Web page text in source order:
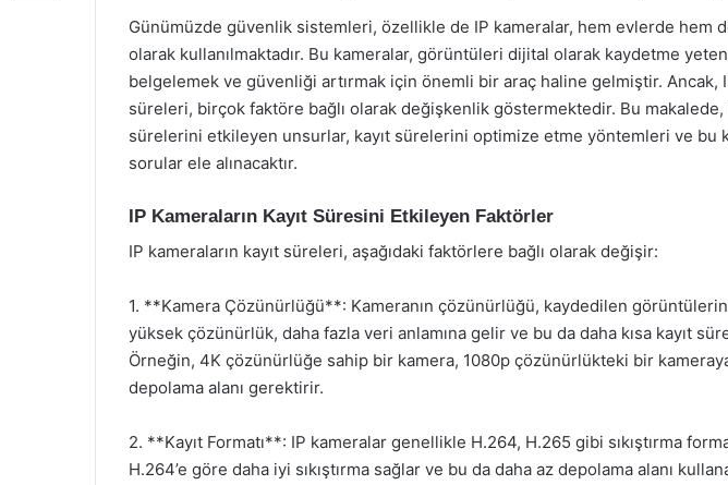
Günümüzde güvenlik sistemleri, özellikle de IP kameralar, hem evlerde hem
olarak kullanılmaktadır. Bu kameralar, görüntüleri dijital olarak kaydetme
belgelemek ve güvenliği artırmak için önemli bir araç haline gelmiştir. Ancak,
süreleri, birçok faktöre bağlı olarak değişkenlik göstermektedir. Bu makalede,
sürelerini etkileyen unsurlar, kayıt sürelerini optimize etme yöntemleri ve bu
sorular ele alınacaktır.
IP Kameraların Kayıt Süresini Etkileyen Faktörler
IP kameraların kayıt süreleri, aşağıdaki faktörlere bağlı olarak değişir:
1. **Kamera Çözünürlüğü**: Kameranın çözünürlüğü, kaydedilen
yüksek çözünürlük, daha fazla veri anlamına gelir ve bu da daha kısa kayıt
Örneğin, 4K çözünürlüğe sahip bir kamera, 1080p çözünürlükteki bir
depolama alanı gerektirir.
2. **Kayıt Formatı**: IP kameralar genellikle H.264, H.265 gibi sıkıştırma
H.264’e göre daha iyi sıkıştırma sağlar ve bu da daha az depolama alanı